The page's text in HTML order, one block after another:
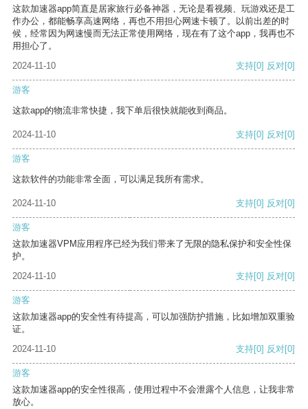
这款加速器app简直是居家旅行必备神器，无论是看视频、玩游戏还是工
作办公，都能畅享高速网络，再也不用担心网速卡顿了。以前出差的时
候，经常因为网速慢而无法正常使用网络，现在有了这个app，我再也不
用担心了。
2024-11-10
支持[0] 反对[0]
游客
这款app的物流非常快捷，我下单后很快就能收到商品。
2024-11-10 支持[0] 反对[0]
游客
这款软件的功能非常全面，可以满足我所有需求。
2024-11-10 支持[0] 反对[0]
游客
这款加速器VPM应用程序已经为我们带来了无限的隐私保护和安全性保
护。
2024-11-10
支持[0] 反对[0]
游客
这款加速器app的安全性有待提高，可以加强防护措施，比如增加双重验
证。
2024-11-10
支持[0] 反对[0]
游客
这款加速器app的安全性很高，使用过程中不会泄露个人信息，让我非常
放心。